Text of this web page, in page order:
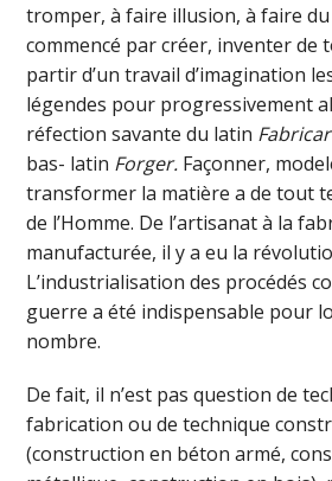
tromper, à faire illusion, à faire du
commencé par créer, inventer de
partir d’un travail d’imagination
légendes pour progressivement
réfection savante du latin
bas- latin Forger. Façonner,
transformer la matière a de tout
de l’Homme. De l’artisanat à la
manufacturée, il y a eu la
L’industrialisation des procédés
guerre a été indispensable pour
nombre.
De fait, il n’est pas question de
fabrication ou de technique
(construction en béton armé,